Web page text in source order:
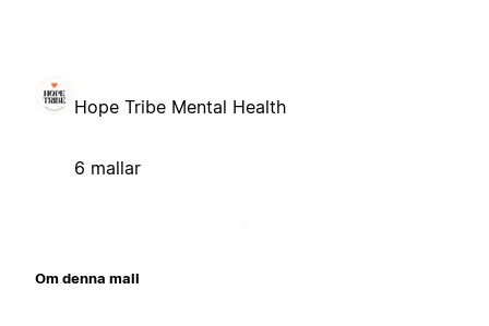
Hope Tribe Mental Health
6 mallar
Om denna mall